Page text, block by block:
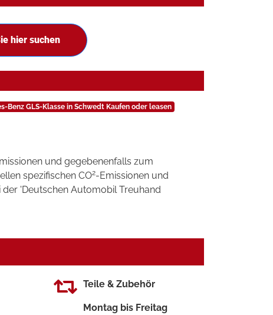
hier suchen
Benz GLS-Klasse in Schwedt Kaufen oder leasen
und gegebenenfalls zum
spezifischen CO2-Emissionen und
'Deutschen Automobil Treuhand
Teile & Zubehör
Montag bis Freitag